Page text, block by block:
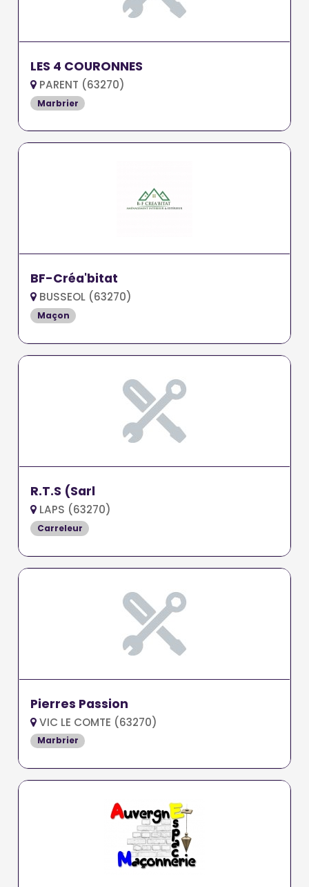
LES 4 COURONNES
PARENT (63270)
Marbrier
BF-Créa'bitat
BUSSEOL (63270)
Maçon
R.T.S (Sarl
LAPS (63270)
Carreleur
Pierres Passion
VIC LE COMTE (63270)
Marbrier